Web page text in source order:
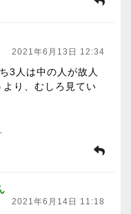
2021年6月13日 12:34
3人は中の人が故人
り、むしろ見てい
2021年6月14日 11:18